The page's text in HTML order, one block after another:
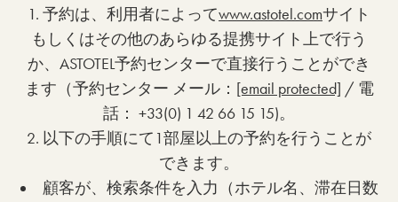
1. 予約は、利用者によってwww.astotel.comサイト
もしくはその他のあらゆる提携サイト上で行う
か、ASTOTEL予約センターで直接行うことができ
ます（予約センター メール： [email protected] / 電
話： +33(0) 1 42 66 15 15)。
2. 以下の手順にて1部屋以上の予約を行うことが
できます。
顧客が、検索条件を入力（ホテル名、滞在日数